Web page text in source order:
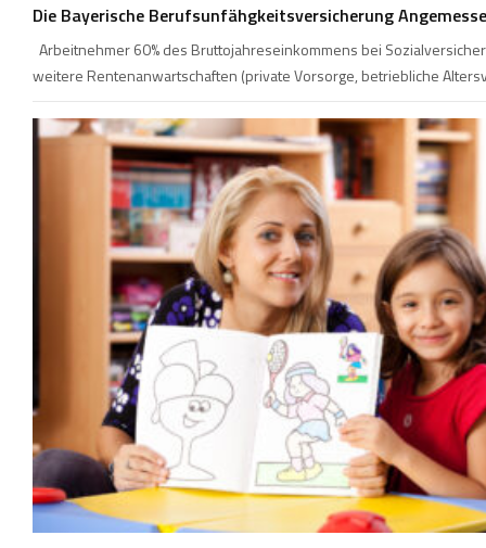
Die Bayerische Berufsunfähgkeitsversicherung
Arbeitnehmer 60% des Bruttojahreseinkommens bei
weitere Rentenanwartschaften (private Vorsorge, betriebliche